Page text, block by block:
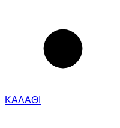
ΚΑΛΑΘΙ